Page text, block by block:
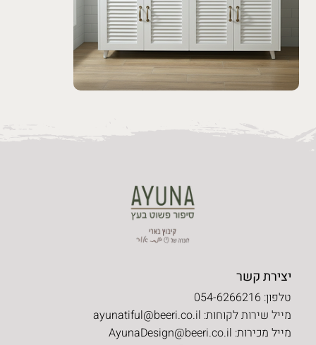
יצירת קשר
טלפון: 054-6266216
מייל שירות לקוחות: ayunatiful@beeri.co.il
מייל מכירות: AyunaDesign@beeri.co.il